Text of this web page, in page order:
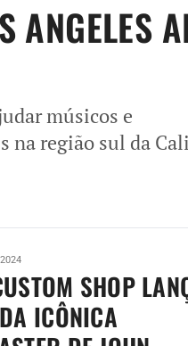
ANGELES
músicos e
na região sul da
SHOP
ICÔNICA